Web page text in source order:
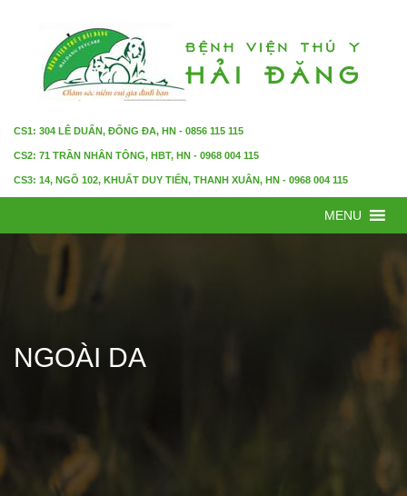
CS1: 304 LÊ DUẨN, ĐỐNG ĐA, HN - 0856 115 115
CS2: 71 TRẦN NHÂN TÔNG, HBT, HN - 0968 004 115
CS3: 14, NGÕ 102, KHUẤT DUY TIẾN, THANH XUÂN, HN - 0968 004 115
MENU
NGOÀI DA